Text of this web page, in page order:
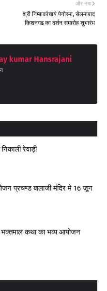
और नया
श्री निम्बार्काचार्य पेनोरमा, सेलमाबाद
किशनगढ का दर्शन समारोह शुभारंभ
kumar Hansrajani
रेवाड़ी
प्रचण्ड बालाजी मंदिर मे 16 जून
भक्तमाल कथा का भव्य आयोजन